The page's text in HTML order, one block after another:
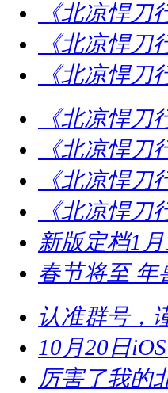
《北凉悍刀
《北凉悍刀
《北凉悍刀
《北凉悍
《北凉悍刀
《北凉悍刀
《北凉悍刀
新版定档1
春节将至 年
认准群号，
10月20日
厉害了我的